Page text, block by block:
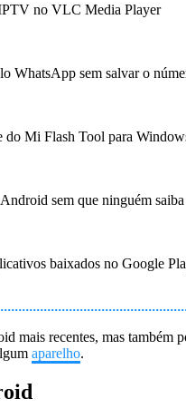
no VLC Media Player
WhatsApp sem salvar o
do Mi Flash Tool para
sem que ninguém saiba
baixados no Google
mais recentes, mas também
aparelho.